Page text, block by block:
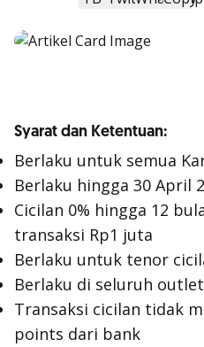
Syarat dan Ketentuan:
Berlaku untuk semua
Berlaku hingga 30 April
Cicilan 0% hingga 12
transaksi Rp1 juta
Berlaku untuk tenor
Berlaku di seluruh
Transaksi cicilan tidak
points dari bank